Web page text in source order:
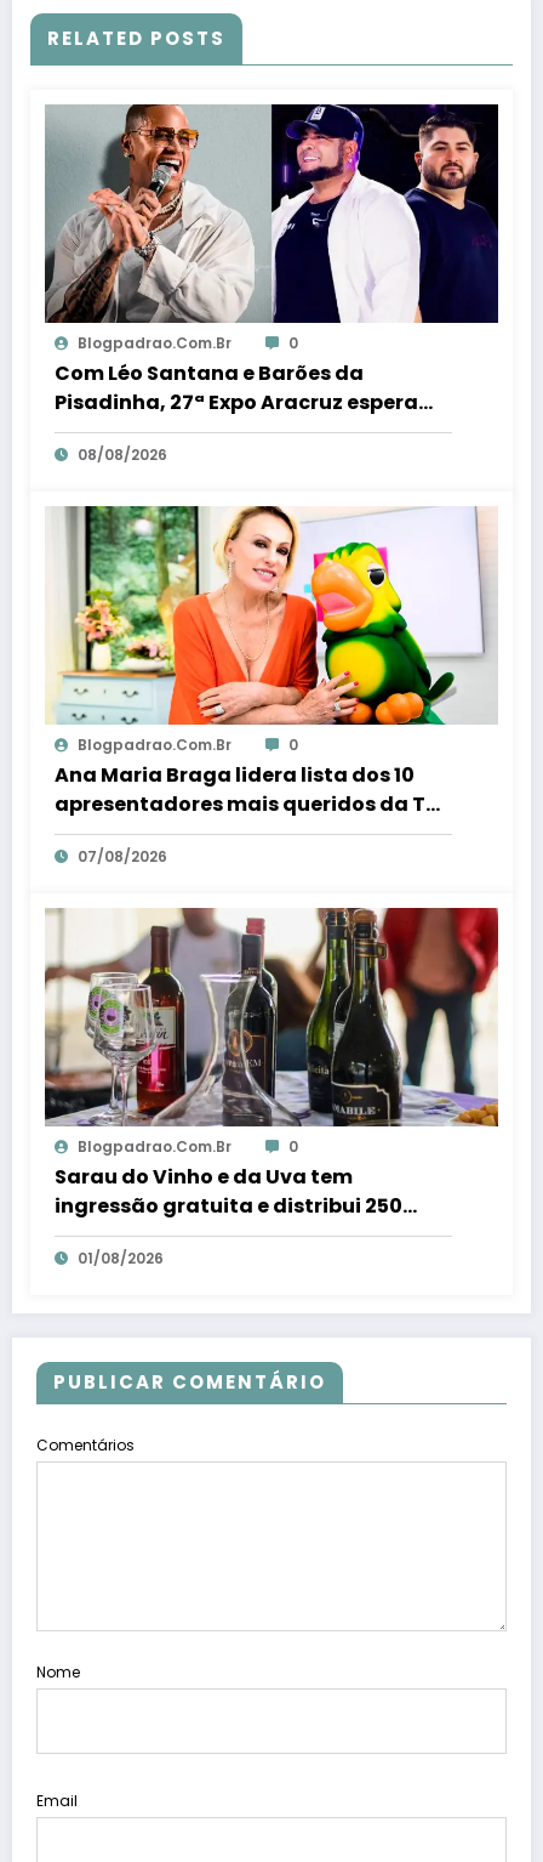
RELATED POSTS
Blogpadrao.com.br 0
Com Léo Santana e Barões da
Pisadinha, 27ª Expo Aracruz espera
receber 80 milénio visitantes por dia –
Em Dia ES
08/08/2026
Blogpadrao.com.br 0
Ana Maria Braga lidera lista dos 10
apresentadores mais queridos da TV;
veja ranking – Em Dia ES
07/08/2026
Blogpadrao.com.br 0
Sarau do Vinho e da Uva tem
ingressão gratuita e distribui 250
litros de suco em Santa Teresa – Em
Dia ES
01/08/2026
PUBLICAR COMENTÁRIO
Comentários
Nome
Email